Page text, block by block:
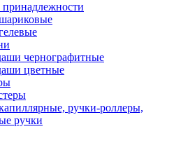
чернографитные
цветные
ручки-роллеры,
ручки